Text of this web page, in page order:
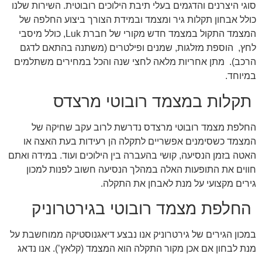
סוגי היצרנים והדגמים בעלי תיבת הילוכים רובוטית. השירות שלנו
כולל אבחון תקלות גיר ומצמד ובמידת הצורך ביצוע החלפה של
המצמד התקול במצמד חדש מקורי של חברת Luk, כולל מיסבי
לחץ, הוספת מזלגות, שמנים ופילטרים (משתנה בהתאם לדגם
הרכב). מתן אחריות מלאה לחצי שנה והכל במחירים משתלמים
במיוחד.
תקלות במצמד רובוטי מרצדס
החלפת מצמד רובוטי מרצדס נדרשת לרוב עקב שחיקה של
המצמד כשסימנים אפשריים לתקלה הן רעידות בעת האצה או
האטה בזמן הנסיעה, קושי בהעברה בין הילוכים ועוד. במידה ואתם
חווים את התופעות האלה במהלך הנסיעה חשוב לפנות למכון
גירים מקצועי על מנת לאבחן את התקלה.
החלפת מצמד רובוטי בגירטרוניק
במכון הגירים של גירטרוניק אנו נבצע דיאגנוסטיקה ממוחשבת על
מנת לבחון אם אכן מקור התקלה הוא המצמד (קלאץ’). אנו נדאג